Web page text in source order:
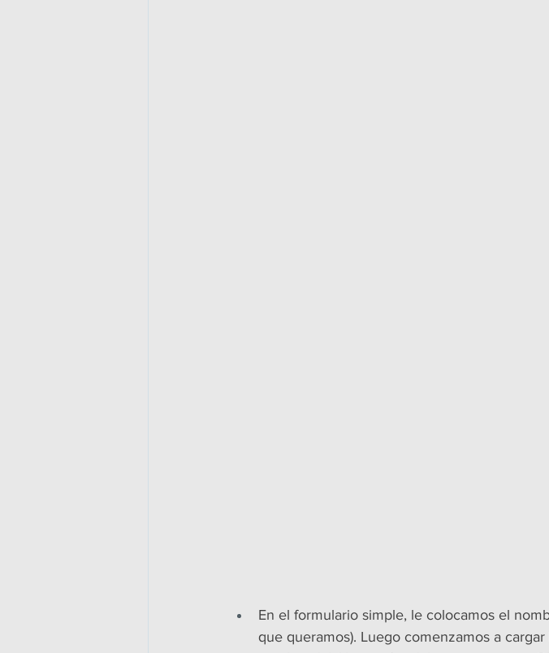
En el formulario simple, le colocamos el
que queramos). Luego comenzamos a